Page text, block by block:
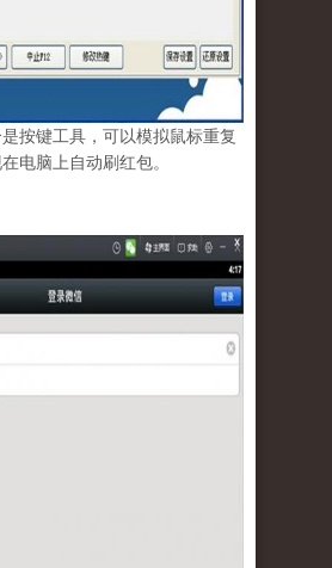
键工具，可以模拟鼠标重复
电脑上自动刷红包。